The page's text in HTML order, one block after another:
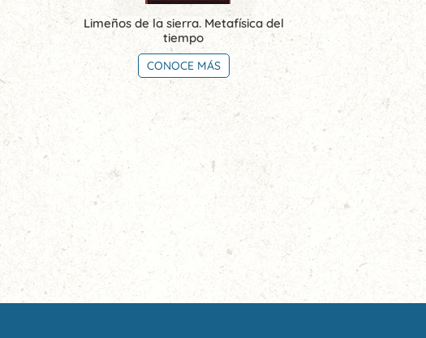
Limeños de la sierra. Metafísica del
tiempo
CONOCE MÁS